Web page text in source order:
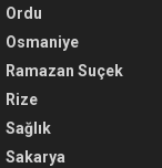
Ordu
Osmaniye
Ramazan Suçek
Rize
Sağlık
Sakarya